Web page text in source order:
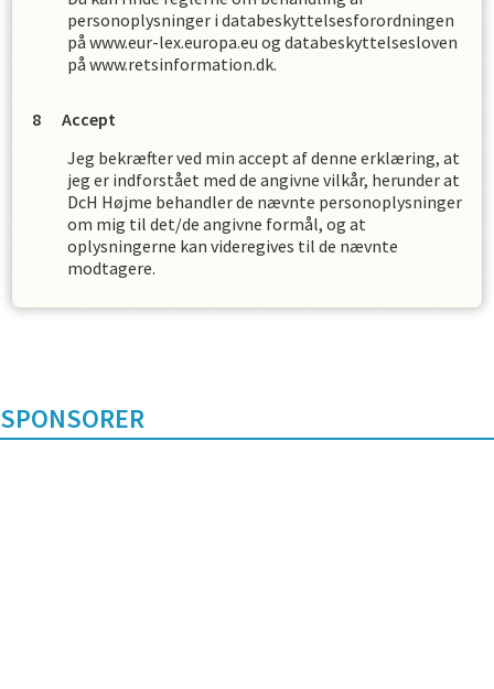
personoplysninger i databeskyttelsesforordningen
på www.eur-lex.europa.eu og databeskyttelsesloven
på www.retsinformation.dk.
Accept
Jeg bekræfter ved min accept af denne erklæring, at
jeg er indforstået med de angivne vilkår, herunder at
DcH Højme behandler de nævnte personoplysninger
om mig til det/de angivne formål, og at
oplysningerne kan videregives til de nævnte
modtagere.
SPONSORER